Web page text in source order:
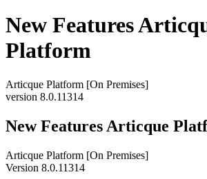
New Features
Platform
Articque Platform [On Premises]
version 8.0.11314
New Features Articque
Articque Platform [On Premises]
Version 8.0.11314